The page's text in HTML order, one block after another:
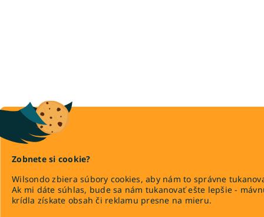
Zobnete si cookie?
Wilsondo zbiera súbory cookies, aby nám to správne
Ak mi dáte súhlas, bude sa nám tukanovať ešte lepšie -
krídla získate obsah či reklamu presne na mieru.